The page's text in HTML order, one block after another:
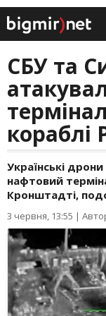
СБУ та
кораблі
Українські
нафтовий
Кронштадті,
3 червня, 13:55 |